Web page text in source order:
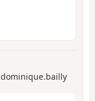
dominique.bailly